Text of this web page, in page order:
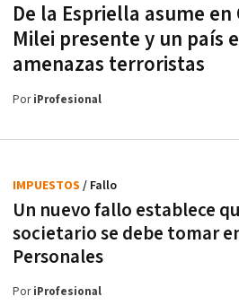
De la Espriella asume
Milei presente y un país
amenazas terroristas
PoriProfesional
Un nuevo fallo establece
societario se debe tomar
Personales
IMPUESTOS / Fallo
PoriProfesional